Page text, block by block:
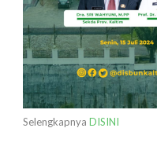
Selengkapnya DISINI